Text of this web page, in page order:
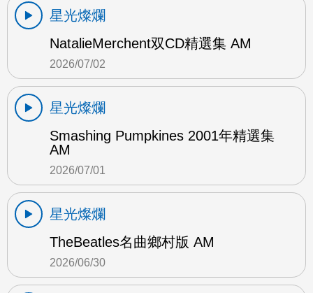
星光燦爛
NatalieMerchent双CD精選集 AM
2026/07/02
星光燦爛
Smashing Pumpkines 2001年精選集
AM
2026/07/01
星光燦爛
TheBeatles名曲鄉村版 AM
2026/06/30